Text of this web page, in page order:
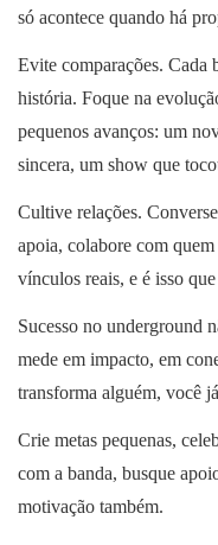
só acontece quando há
Evite comparações. Cada
história. Foque na
pequenos avanços: um
sincera, um show que
Cultive relações.
apoia, colabore com
vínculos reais, e é isso que
Sucesso no underground
mede em impacto, em
transforma alguém, você
Crie metas pequenas,
com a banda, busque
motivação também.